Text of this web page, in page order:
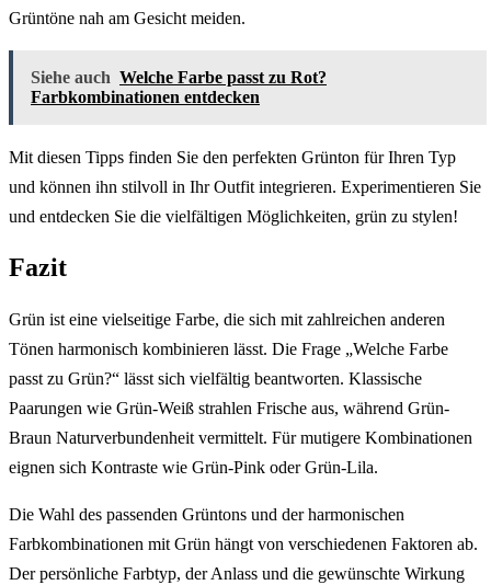
Grüntöne nah am Gesicht meiden.
Siehe auch Welche Farbe passt zu Rot?
Farbkombinationen entdecken
Mit diesen Tipps finden Sie den perfekten Grünton für Ihren Typ
und können ihn stilvoll in Ihr Outfit integrieren. Experimentieren Sie
und entdecken Sie die vielfältigen Möglichkeiten, grün zu stylen!
Fazit
Grün ist eine vielseitige Farbe, die sich mit zahlreichen anderen
Tönen harmonisch kombinieren lässt. Die Frage „Welche Farbe
passt zu Grün?“ lässt sich vielfältig beantworten. Klassische
Paarungen wie Grün-Weiß strahlen Frische aus, während Grün-
Braun Naturverbundenheit vermittelt. Für mutigere Kombinationen
eignen sich Kontraste wie Grün-Pink oder Grün-Lila.
Die Wahl des passenden Grüntons und der harmonischen
Farbkombinationen mit Grün hängt von verschiedenen Faktoren ab.
Der persönliche Farbtyp, der Anlass und die gewünschte Wirkung